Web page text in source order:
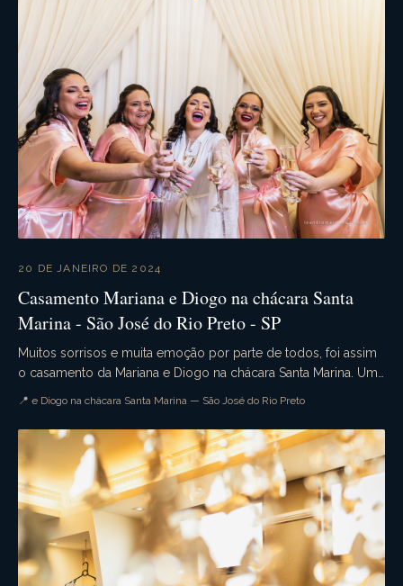
20 DE JANEIRO DE 2024
Casamento Mariana e Diogo na chácara Santa
Marina - São José do Rio Preto - SP
Muitos sorrisos e muita emoção por parte de todos, foi assim
o casamento da Mariana e Diogo na chácara Santa Marina. Uma
📍 e Diogo na chácara Santa Marina — São José do Rio Preto